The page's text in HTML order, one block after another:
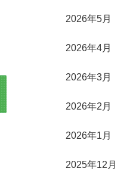
2026年5月
2026年4月
2026年3月
2026年2月
2026年1月
2025年12月